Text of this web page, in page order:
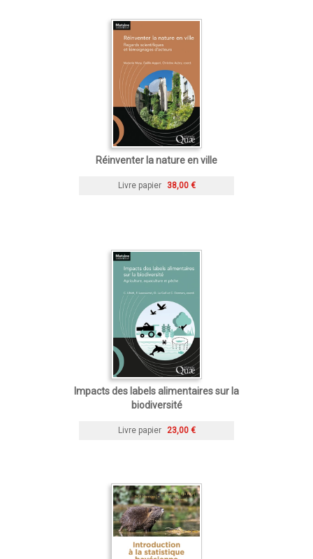
Réinventer la nature en ville
Livre papier 38,00 €
Impacts des labels alimentaires sur la
biodiversité
Livre papier 23,00 €